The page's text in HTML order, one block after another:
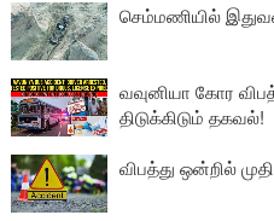
செம்மணியில்
வவுனியா கோர
திடுக்கிடும் தகவல்!
விபத்து ஒன்றில்